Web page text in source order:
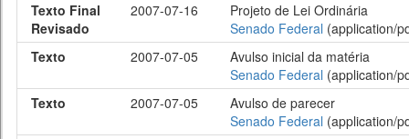
Texto Final
Revisado
2007-07-16
Projeto de Lei Ordinária
Senado Federal (application/
Texto
2007-07-05
Avulso inicial da matéria
Senado Federal (application/
Texto
2007-07-05
Avulso de parecer
Senado Federal (application/